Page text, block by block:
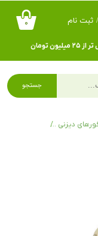
۰ / ثبت نام
تومان
جستجو
دیزنی